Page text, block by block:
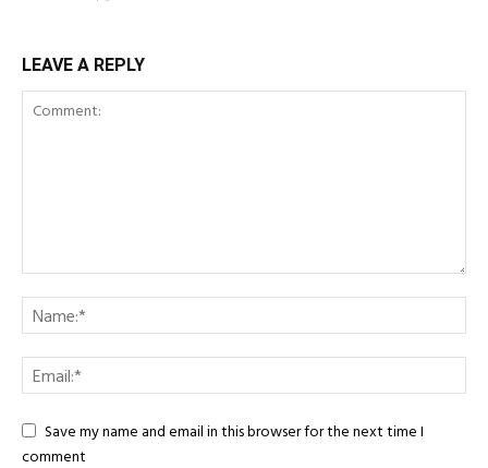
LEAVE A REPLY
Save my name and email in this browser for the next time I
comment